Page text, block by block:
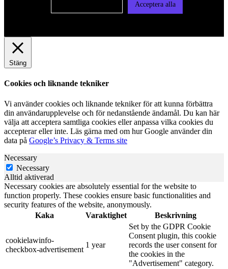
Acceptera alla
Stäng
Cookies och liknande tekniker
Vi använder cookies och liknande tekniker för att kunna förbättra
din användarupplevelse och för nedanstående ändamål. Du kan här
välja att acceptera samtliga cookies eller anpassa vilka cookies du
accepterar eller inte. Läs gärna med om hur Google använder din
data på Google’s Privacy & Terms site
Necessary
Necessary
Alltid aktiverad
Necessary cookies are absolutely essential for the website to
function properly. These cookies ensure basic functionalities and
security features of the website, anonymously.
Kaka
Varaktighet Beskrivning
cookielawinfo-
checkbox-advertisement
1 year
Set by the GDPR Cookie
Consent plugin, this cookie
records the user consent for
the cookies in the
"Advertisement" category.